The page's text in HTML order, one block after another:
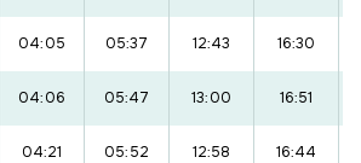
04:05 05:37 12:43 16:30
04:06 05:47 13:00 16:51
04:21 05:52 12:58 16:44